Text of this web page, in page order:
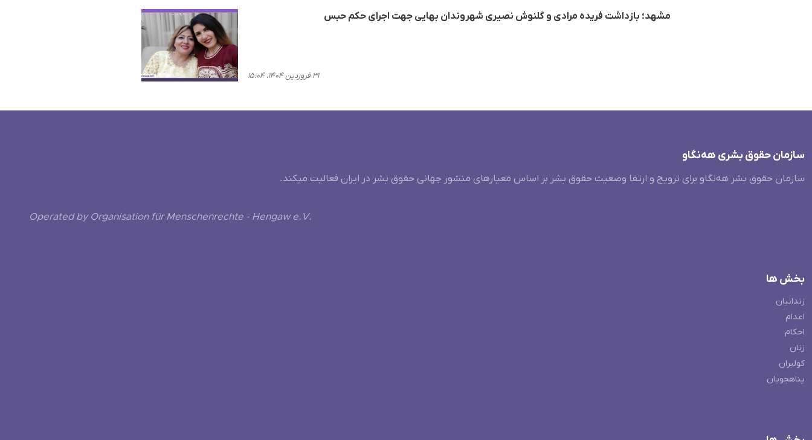
مشهد؛ بازداشت فریده مرادی و گلنوش نصیری شهروندان بهایی جهت اجرای حکم حبس
۳۱ فروردین ۱۴۰۴، ۱۵:۰۴
سازمان حقوق بشری هەنگاو
سازمان حقوق بشر هه‌نگاو برای ترویج و ارتقا وضعیت حقوق بشر بر اساس معیارهای منشور جهانی حقوق بشر در ایران فعالیت میکند.
Operated by Organisation für Menschenrechte - Hengaw e.V.
بخش ها
زندانیان
اعدام
احکام
زنان
کولبران
پناهجویان